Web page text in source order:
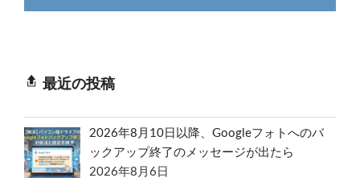
最近の投稿
2026年8月10日以降、Googleフォトへのバ
ックアップ終了のメッセージが出たら
2026年8月6日